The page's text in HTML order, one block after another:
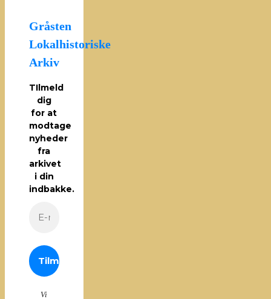
Gråsten
Lokalhistoriske
Arkiv
TIlmeld
dig
for at
modtage
nyheder
fra
arkivet
i din
indbakke.
Vi